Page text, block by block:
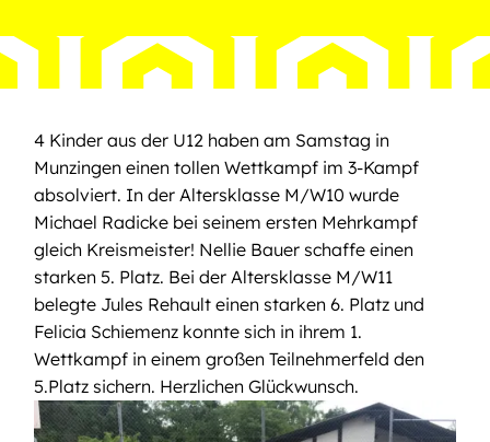
4 Kinder aus der U12 haben am Samstag in
Munzingen einen tollen Wettkampf im 3-Kampf
absolviert. In der Altersklasse M/W10 wurde
Michael Radicke bei seinem ersten Mehrkampf
gleich Kreismeister! Nellie Bauer schaffe einen
starken 5. Platz. Bei der Altersklasse M/W11
belegte Jules Rehault einen starken 6. Platz und
Felicia Schiemenz konnte sich in ihrem 1.
Wettkampf in einem großen Teilnehmerfeld den
5.Platz sichern. Herzlichen Glückwunsch.
Bild